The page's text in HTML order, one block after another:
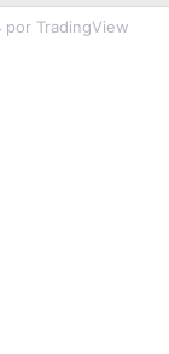
por TradingView